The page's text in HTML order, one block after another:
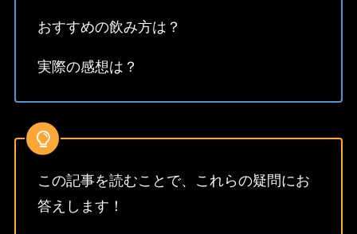
おすすめの飲み方は？
実際の感想は？
この記事を読むことで、これらの疑問にお
答えします！